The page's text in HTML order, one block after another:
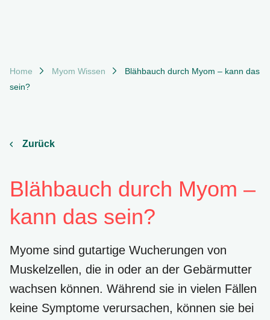
Breadcrumb-Navigation
Home Myom Wissen
Blähbauch durch Myom – kann das
sein?
Zurück
Blähbauch durch Myom –
kann das sein?
Myome sind gutartige Wucherungen von
Muskelzellen, die in oder an der Gebärmutter
wachsen können. Während sie in vielen Fällen
keine Symptome verursachen, können sie bei